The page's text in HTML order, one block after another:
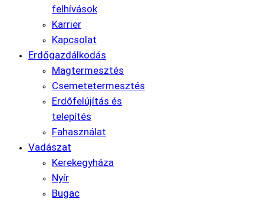
felhívások
Karrier
Kapcsolat
Erdőgazdálkodás
Magtermesztés
Csemetetermesztés
Erdőfelújítás és
telepítés
Fahasználat
Vadászat
Kerekegyháza
Nyír
Bugac